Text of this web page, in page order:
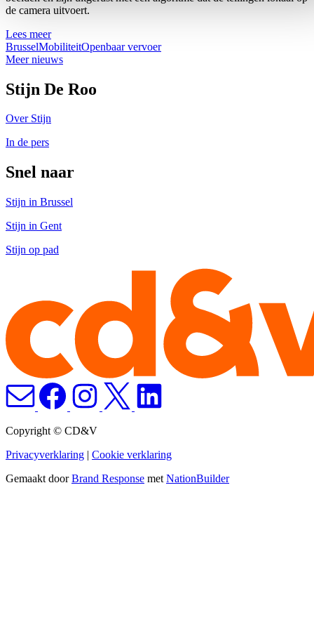
de camera uitvoert.
Lees meer
BrusselMobiliteitOpenbaar vervoer
Meer nieuws
Stijn De Roo
Over Stijn
In de pers
Snel naar
Stijn in Brussel
Stijn in Gent
Stijn op pad
Copyright © CD&V
Privacyverklaring | Cookie verklaring
Gemaakt doorBrand Response met NationBuilder